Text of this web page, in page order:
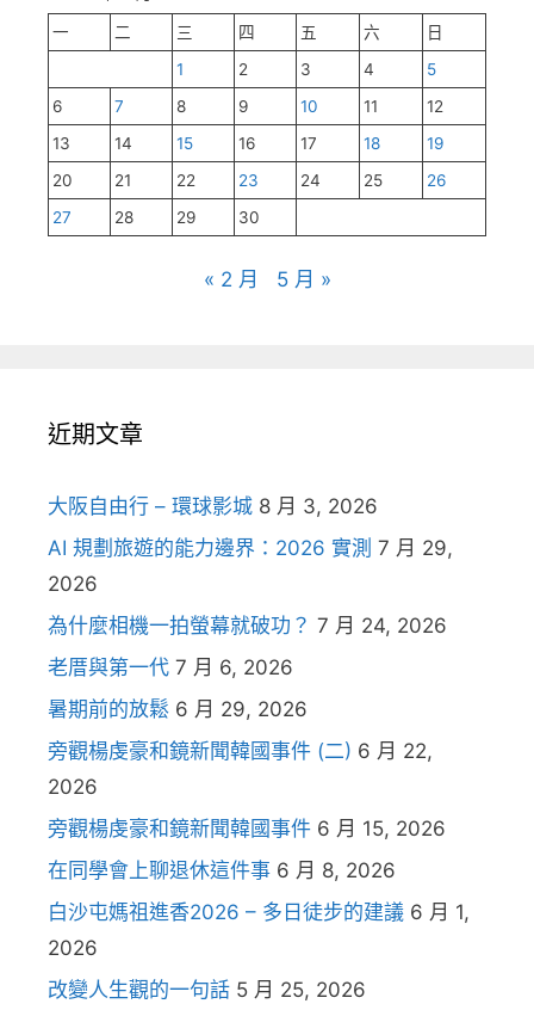
一 二 三 四 五 六
日
1
2 3 4
5
6
7 8 9 10 11
12
13
14 15 16 17 18
19
20
21 22 23 24 25
26
27
28 29 30
« 2 月 5 月 »
近期文章
大阪自由行 – 環球影城 8 月 3, 2026
AI 規劃旅遊的能力邊界：2026 實測 7 月 29,
2026
為什麼相機一拍螢幕就破功？ 7 月 24, 2026
老厝與第一代 7 月 6, 2026
暑期前的放鬆 6 月 29, 2026
旁觀楊虔豪和鏡新聞韓國事件 (二) 6 月 22,
2026
旁觀楊虔豪和鏡新聞韓國事件 6 月 15, 2026
在同學會上聊退休這件事 6 月 8, 2026
白沙屯媽祖進香2026 – 多日徒步的建議 6 月 1,
2026
改變人生觀的一句話 5 月 25, 2026